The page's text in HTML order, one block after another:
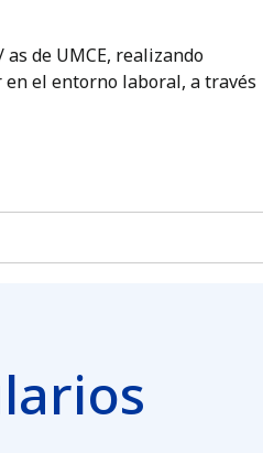
de UMCE, realizando
en el entorno laboral, a través